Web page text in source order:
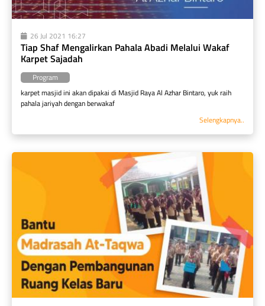
26 Jul 2021 16:27
Tiap Shaf Mengalirkan Pahala Abadi Melalui Wakaf
Karpet Sajadah
Program
karpet masjid ini akan dipakai di Masjid Raya Al Azhar Bintaro, yuk raih
pahala jariyah dengan berwakaf
Selengkapnya..